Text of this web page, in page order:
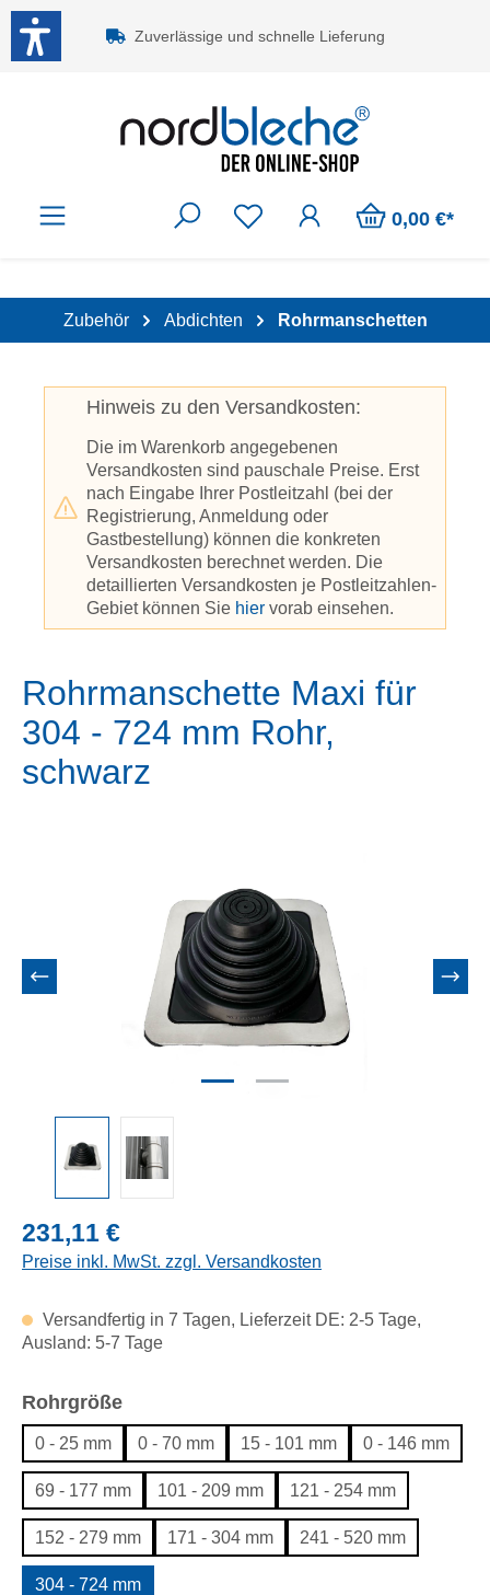
Zum Hauptinhalt springen
Zuverlässige und schnelle Lieferung
0,00 €*
Zubehör Abdichten Rohrmanschetten
Hinweis zu den Versandkosten:
Die im Warenkorb angegebenen
Versandkosten sind pauschale Preise. Erst
nach Eingabe Ihrer Postleitzahl (bei der
Registrierung, Anmeldung oder
Gastbestellung) können die konkreten
Versandkosten berechnet werden. Die
detaillierten Versandkosten je Postleitzahlen-
Gebiet können Sie hier vorab einsehen.
Rohrmanschette Maxi für
304 - 724 mm Rohr,
schwarz
Regulärer Preis:
231,11 €
Preise inkl. MwSt. zzgl. Versandkosten
Versandfertig in 7 Tagen, Lieferzeit DE: 2-5 Tage,
Ausland: 5-7 Tage
Rohrgrößeauswählen
0 - 25 mm 0 - 70 mm 15 - 101 mm 0 - 146 mm
69 - 177 mm 101 - 209 mm 121 - 254 mm
152 - 279 mm 171 - 304 mm 241 - 520 mm
304 - 724 mm